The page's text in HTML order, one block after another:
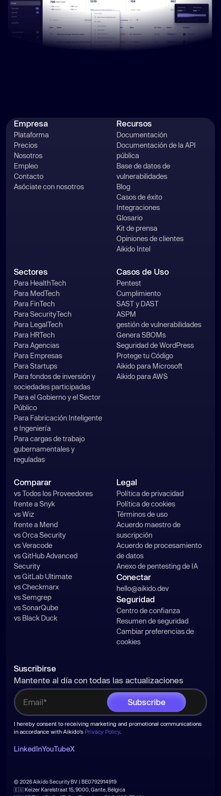
Empresa
Plataforma
Precios
Nosotros
Empleo
Contacto
Asóciate con nosotros
Recursos
Documentación
Documentación de la API
pública
Base de datos de
vulnerabilidades
Blog
Casos de éxito
Integraciones
Glosario
Kit de prensa
Opiniones de clientes
Aikido Intel
Sectores
Para HealthTech
Para MedTech
Para FinTech
Para SecurityTech
Para LegalTech
Para HRTech
Para Agencias
Para Empresas
Para Startups
Para fondos de inversión y
sociedades participadas
Para el Gobierno y el Sector
Público
Para Fabricación Inteligente
e Ingeniería
Para cargas de trabajo
gubernamentales y
reguladas
Casos de Uso
Pentest
Cumplimiento
SAST y DAST
ASPM
gestión de vulnerabilidades
Genera SBOMs
Seguridad de WordPress
Protege tu Código
Aikido para Microsoft
Aikido para AWS
Comparar
vs Todos los Proveedores
frente a Snyk
vs Wiz
frente a Mend
vs Orca Security
vs Veracode
vs GitHub Advanced
Security
vs GitLab Ultimate
vs Checkmarx
vs Semgrep
vs SonarQube
vs Black Duck
Legal
Política de privacidad
Política de cookies
Términos de uso
Acuerdo maestro de
suscripción
Acuerdo de procesamiento
de datos
Anexo de pentesting de IA
Conectar
hello@aikido.dev
Seguridad
Centro de confianza
Resumen de seguridad
Cambiar preferencias de
cookies
Suscribirse
Mantente al día con todas las actualizaciones
I hereby consent to receiving marketing and promotional communications
in accordance with Aikido's Privacy Policy.
LinkedInYouTubeX
© 2026 Aikido Security BV | BE0792914919
🇪🇺 Keizer Karelstraat 15, 9000, Gante, Bélgica